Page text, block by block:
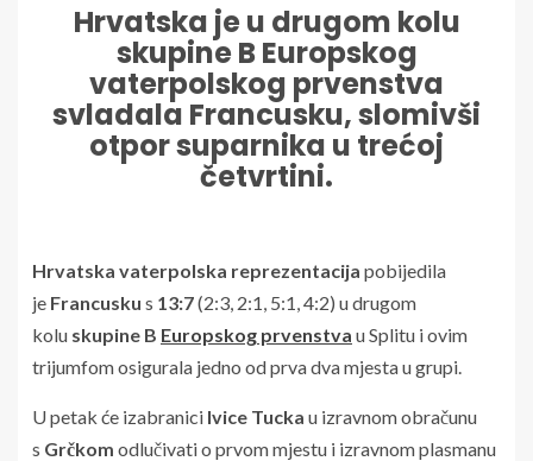
Hrvatska je u drugom kolu
skupine B Europskog
vaterpolskog prvenstva
svladala Francusku, slomivši
otpor suparnika u trećoj
četvrtini.
Hrvatska vaterpolska reprezentacija pobijedila
je Francusku s 13:7(2:3, 2:1, 5:1, 4:2) u drugom
kolu skupine B Europskog prvenstva u Splitu i ovim
trijumfom osigurala jedno od prva dva mjesta u grupi.
U petak će izabranici Ivice Tucka u izravnom obračunu
s Grčkom odlučivati o prvom mjestu i izravnom plasmanu